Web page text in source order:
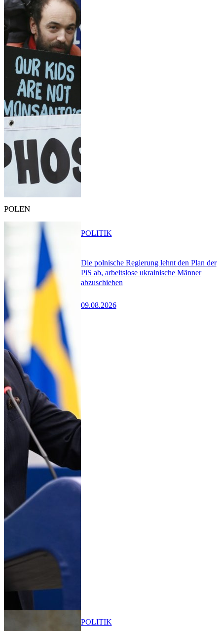
POLEN
Die polnische Regierung lehnt den Plan der
PiS ab, arbeitslose ukrainische Männer
abzuschieben
09.08.2026
POLITIK
POLITIK